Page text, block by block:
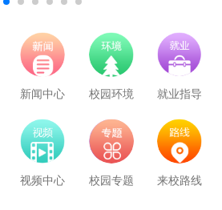
新闻中心 校园环境 就业指导
视频中心 校园专题 来校路线
22 技能证书+学历证书 立即预约
22 技能证书+学历证书 立即预约
37 技能证书+学历证书 立即预约
111 技能证书+学历证书 立即预约
37 技能证书+学历证书 立即预约